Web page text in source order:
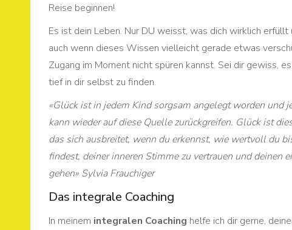
Reise beginnen!
Es ist dein Leben. Nur DU weisst, was dich wirklich erfüllt
auch wenn dieses Wissen vielleicht gerade etwas
Zugang im Moment nicht spüren kannst. Sei dir gewiss,
tief in dir selbst zu finden.
«Glück ist in jedem Kind sorgsam angelegt worden und
kann wieder auf diese Quelle zurückgreifen. Glück ist
das sich ausbreitet, wenn du erkennst, wie wertvoll du
findest, deiner inneren Stimme zu vertrauen und deinen
gehen» Sylvia Frauchiger
Das integrale Coaching
In meinem integralen Coaching helfe ich dir gerne,